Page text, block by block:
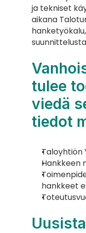
ja tekniset
aikana
tulee
viedä
tiedot
Taloyhtiön
Hankkeen
hankkeet